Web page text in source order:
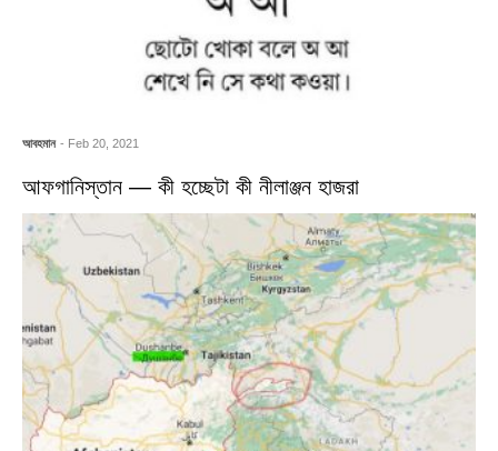
আবহমান - Feb 20, 2021
আফগানিস্তান — কী হচ্ছেটা কী নীলাঞ্জন হাজরা